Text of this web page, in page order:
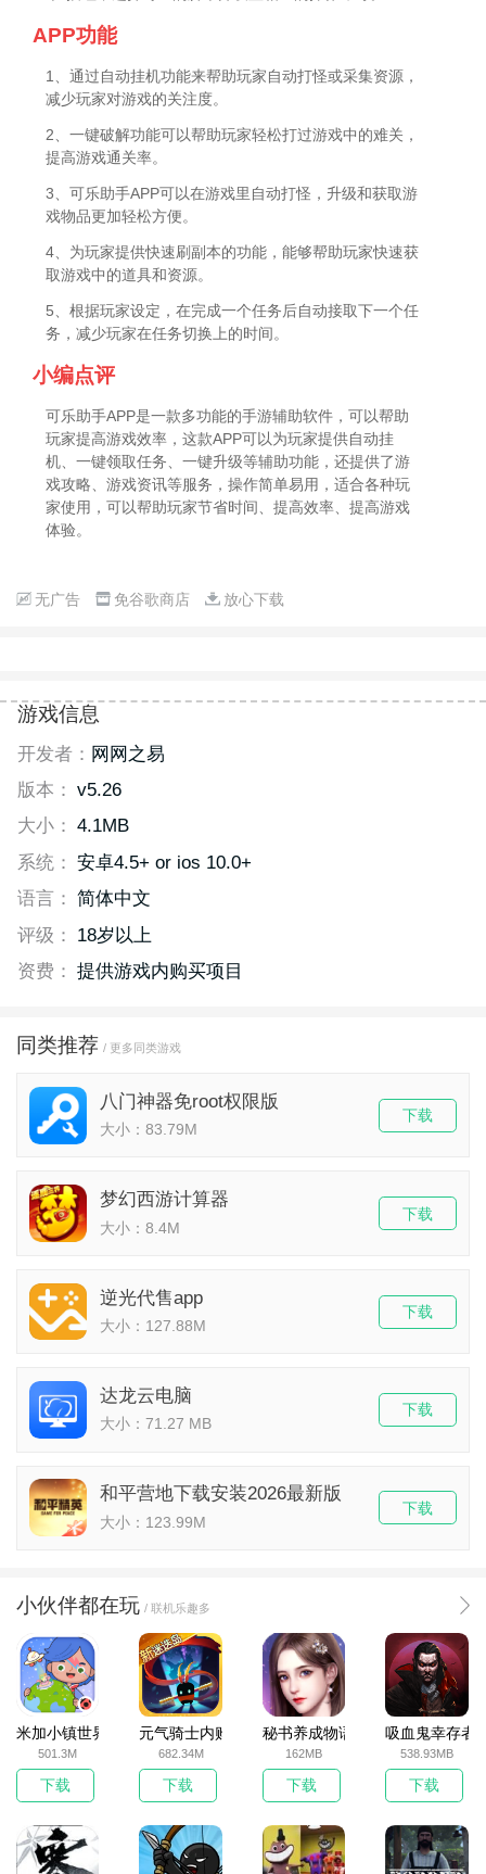
APP功能
1、通过自动挂机功能来帮助玩家自动打怪或采集资源，
减少玩家对游戏的关注度。
2、一键破解功能可以帮助玩家轻松打过游戏中的难关，
提高游戏通关率。
3、可乐助手APP可以在游戏里自动打怪，升级和获取游
戏物品更加轻松方便。
4、为玩家提供快速刷副本的功能，能够帮助玩家快速获
取游戏中的道具和资源。
5、根据玩家设定，在完成一个任务后自动接取下一个任
务，减少玩家在任务切换上的时间。
小编点评
可乐助手APP是一款多功能的手游辅助软件，可以帮助
玩家提高游戏效率，这款APP可以为玩家提供自动挂
机、一键领取任务、一键升级等辅助功能，还提供了游
戏攻略、游戏资讯等服务，操作简单易用，适合各种玩
家使用，可以帮助玩家节省时间、提高效率、提高游戏
体验。
无广告 免谷歌商店 放心下载
游戏信息
开发者： 网网之易
版本： v5.26
大小： 4.1MB
系统： 安卓4.5+ or ios 10.0+
语言： 简体中文
评级：
18岁以上
资费： 提供游戏内购买项目
同类推荐 / 更多同类游戏
八门神器免root权限版
大小：83.79M
下载
梦幻西游计算器
大小：8.4M
下载
逆光代售app
大小：127.88M
下载
达龙云电脑
大小：71.27 MB
下载
和平营地下载安装2026最新版
大小：123.99M
下载
小伙伴都在玩 / 联机乐趣多
米加小镇世界2025官方版
501.3M
下载
元气骑士内购破解版
682.34M
下载
秘书养成物语
162MB
下载
吸血鬼幸存者
538.93MB
下载